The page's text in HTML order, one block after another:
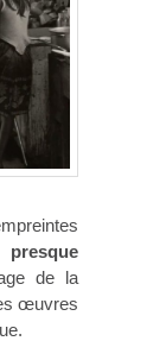
de la
œuvres